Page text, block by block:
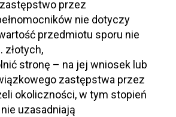
przez
nie dotyczy
przedmiotu sporu nie
złotych,
stronę – na jej wniosek lub
zastępstwa przez
okoliczności, w tym stopień
uzasadniają